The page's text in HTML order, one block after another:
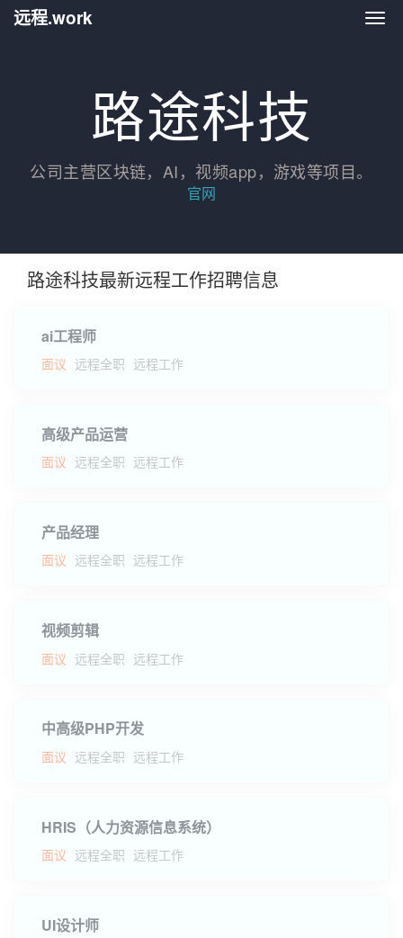
远
远程.work
路途科技
公司主营区块链，AI，视频app，游戏等项目。
官网
路途科技最新远程工作招聘信息
ai工程师
面议 远程全职 远程工作
高级产品运营
面议 远程全职 远程工作
产品经理
面议 远程全职 远程工作
视频剪辑
面议 远程全职 远程工作
中高级PHP开发
面议 远程全职 远程工作
HRIS（人力资源信息系统）
面议 远程全职 远程工作
UI设计师